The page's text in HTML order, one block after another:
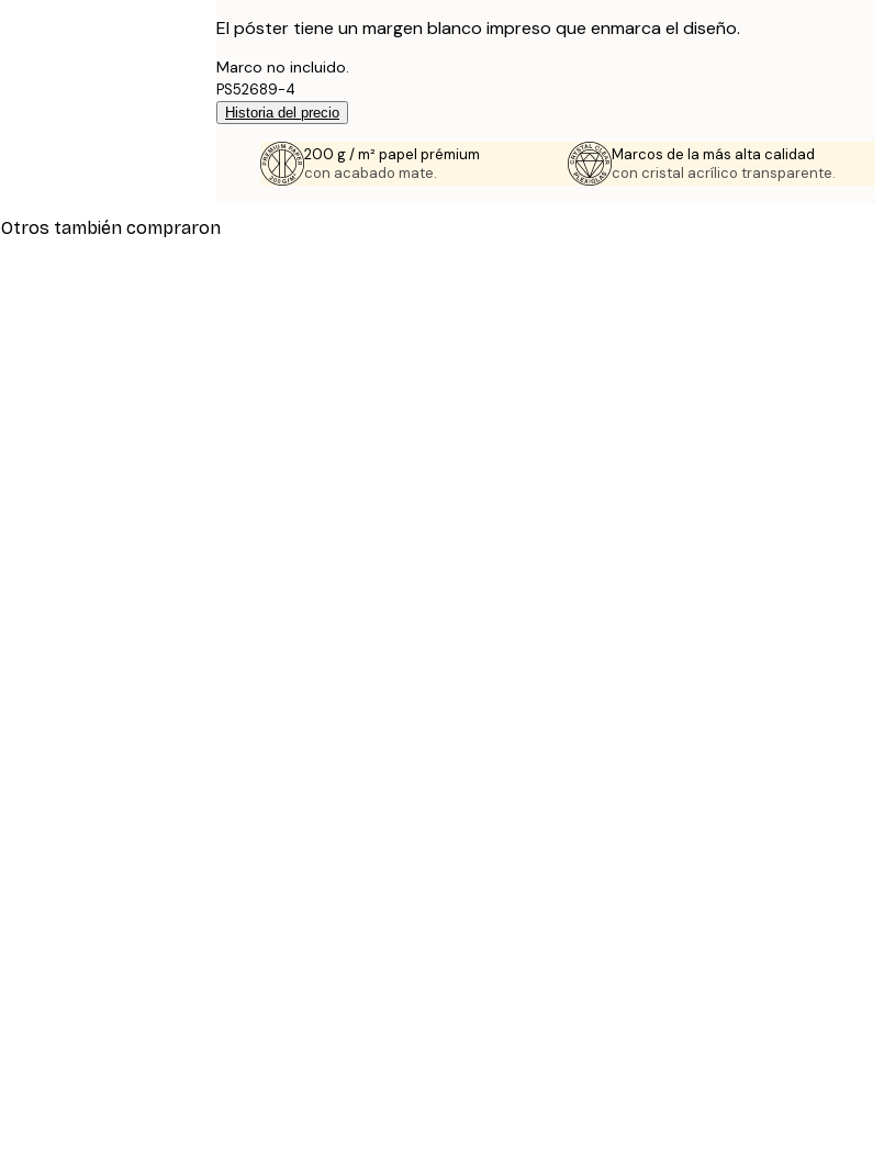
El póster tiene un margen blanco impreso que enmarca el diseño.
Marco no incluido.
PS52689-4
Historia del precio
200 g / m² papel prémium
con acabado mate.
Marcos de la más alta calidad
con cristal acrílico transparente.
Otros también compraron